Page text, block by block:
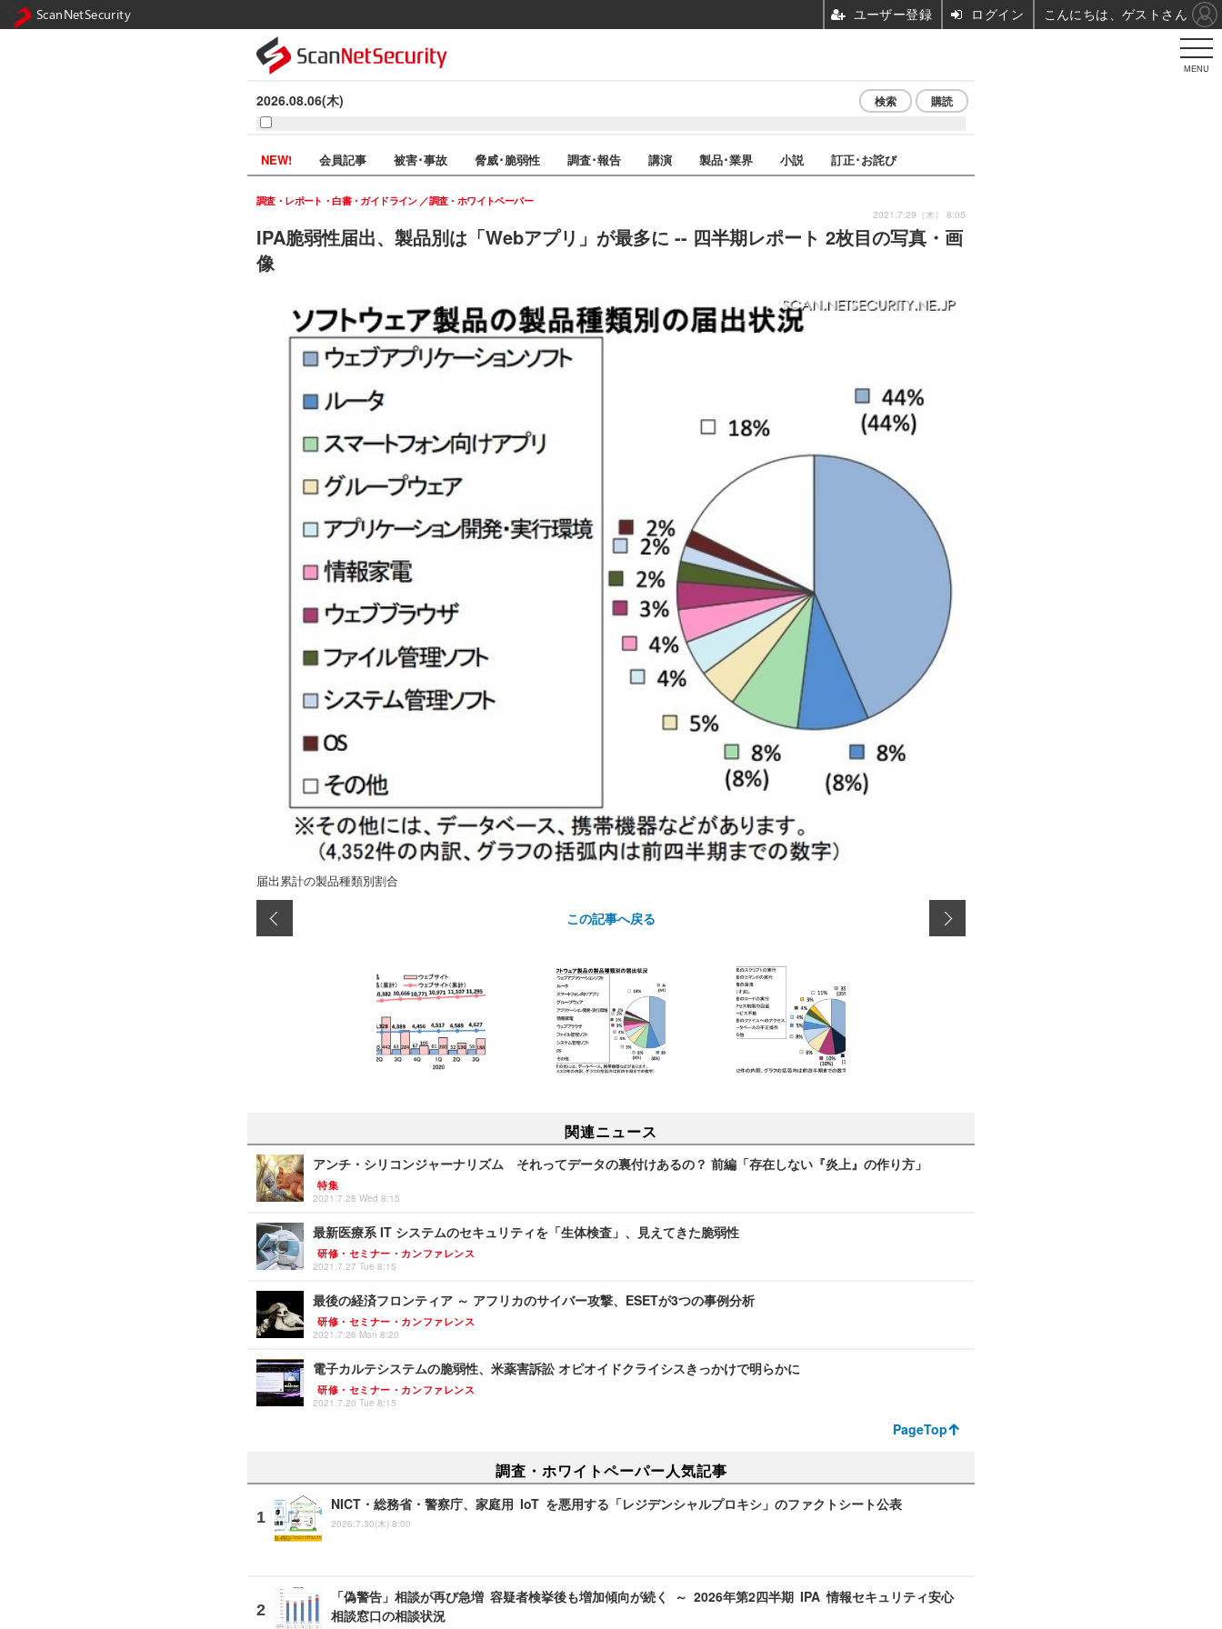
MENU
2026.08.06(木) 検索 購読
NEW! 会員記事 被害･事故 脅威･脆弱性 調査･報告 講演 製品･業界 小説 訂正･お詫び
IPA脆弱性届出、製品別は「Webアプリ」が最多に -- 四半期レポート 2枚目の写真・画
像
調査・レポート・白書・ガイドライン 調査・ホワイトペーパー
2021.7.29（木） 8:05
届出累計の製品種類別割合
この記事へ戻る
関連ニュース
アンチ・シリコンジャーナリズム それってデータの裏付けあるの？ 前編「存在しない『炎上』の作り方」
特集
2021.7.28 Wed 8:15
最新医療系 IT システムのセキュリティを「生体検査」、見えてきた脆弱性
研修・セミナー・カンファレンス
2021.7.27 Tue 8:15
最後の経済フロンティア ～ アフリカのサイバー攻撃、ESETが3つの事例分析
研修・セミナー・カンファレンス
2021.7.26 Mon 8:20
電子カルテシステムの脆弱性、米薬害訴訟 オピオイドクライシスきっかけで明らかに
研修・セミナー・カンファレンス
2021.7.20 Tue 8:15
PageTop
調査・ホワイトペーパー人気記事
NICT・総務省・警察庁、家庭用 IoT を悪用する「レジデンシャルプロキシ」のファクトシート公表
2026.7.30(木) 8:00
「偽警告」相談が再び急増 容疑者検挙後も増加傾向が続く ～ 2026年第2四半期 IPA 情報セキュリティ安心
相談窓口の相談状況
ScanNetSecurity ユーザー登録 ログイン こんにちは、ゲストさん